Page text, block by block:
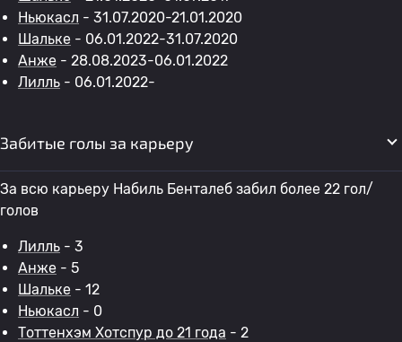
Ньюкасл - 31.07.2020-21.01.2020
Шальке - 06.01.2022-31.07.2020
Анже - 28.08.2023-06.01.2022
Лилль - 06.01.2022-
Забитые голы за карьеру
За всю карьеру Набиль Бенталеб забил более 22 гол/
голов
Лилль - 3
Анже - 5
Шальке - 12
Ньюкасл - 0
Тоттенхэм Хотспур до 21 года - 2